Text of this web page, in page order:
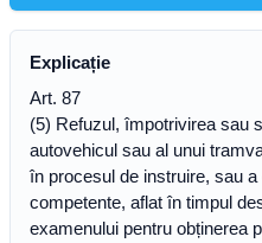
Explicație
Art. 87
(5) Refuzul, împotrivirea sau
autovehicul sau al unui
în procesul de instruire, sau
competente, aflat în timpul
examenului pentru obținerea